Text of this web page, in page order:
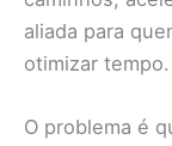
aliada para
otimizar tempo.
O problema é